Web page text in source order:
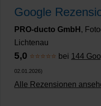
Google
PRO-ducto GmbH ,
Lichtenau
5,0 ⭐⭐⭐⭐⭐ bei 144
02.01.2026)
Alle Rezensionen